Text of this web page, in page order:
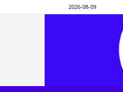
2026-08-09